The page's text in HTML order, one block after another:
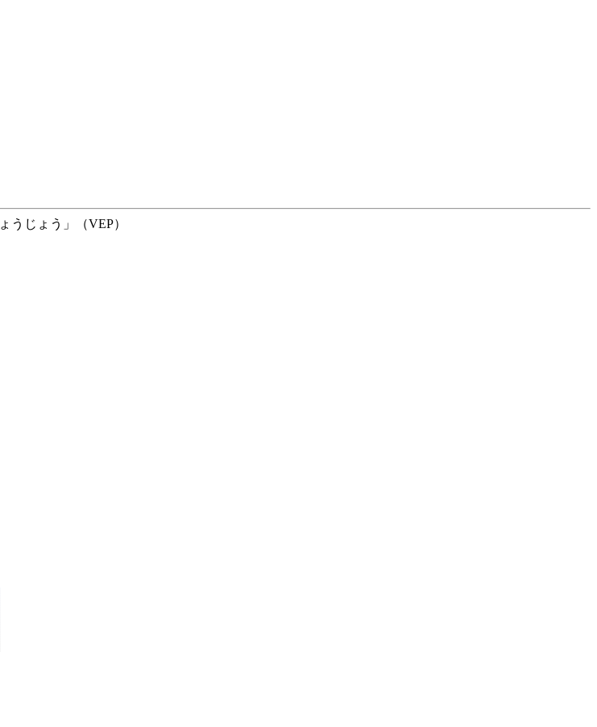
うじょう」（VEP）